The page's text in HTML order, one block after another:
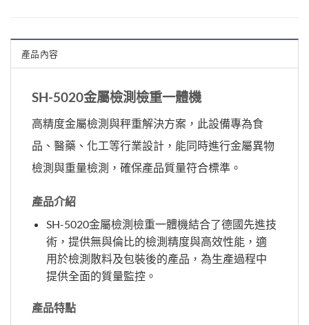
產品內容
SH-5020金屬檢測檢重一體機
高精度金屬檢測與秤重解決方案，此設備專為食
品、醫藥、化工等行業設計，能同時進行金屬異物
檢測與重量檢測，確保產品質量符合標準。
產品介紹
SH-5020金屬檢測檢重一體機結合了德國先進技
術，提供無與倫比的檢測精度與高效性能，適
用於檢測散料及包裝後的產品，為生產過程中
提供全面的質量監控。
產品特點